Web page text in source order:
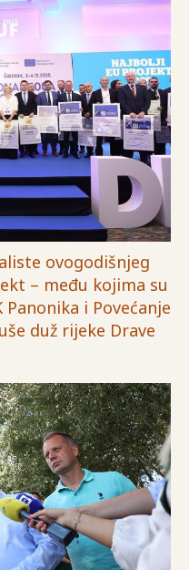
ovogodišnjeg
– među kojima su
Panonika i Povećanje
duž rijeke Drave